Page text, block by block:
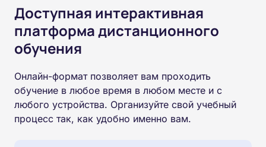
Доступная интерактивная
платформа дистанционного
обучения
Онлайн-формат позволяет вам проходить
обучение в любое время в любом месте и с
любого устройства. Организуйте свой учебный
процесс так, как удобно именно вам.